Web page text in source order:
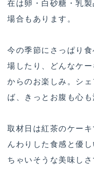
在は卵・白砂糖・乳
場合もあります。
今の季節にさっぱり
場したり、どんなケ
からのお楽しみ。シ
ば、きっとお腹も心も
取材日は紅茶のケー
んわりした食感と優
ちゃいそうな美味しさ